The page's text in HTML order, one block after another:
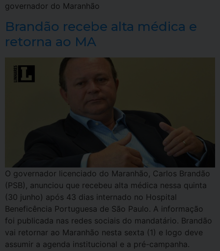
governador do Maranhão
Brandão recebe alta médica e
retorna ao MA
O governador licenciado do Maranhão, Carlos Brandão
(PSB), anunciou que recebeu alta médica nessa quinta
(30 junho) após 43 dias internado no Hospital
Beneficência Portuguesa de São Paulo. A informação
foi publicada nas redes sociais do mandatário. Brandão
vai retornar ao Maranhão nesta sexta (1) e logo deve
assumir a agenda institucional e a pré-campanha.